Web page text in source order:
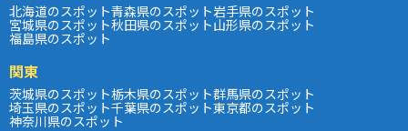
北海道のスポット青森県のスポット岩手県のスポット
宮城県のスポット秋田県のスポット山形県のスポット
福島県のスポット
関東
茨城県のスポット栃木県のスポット群馬県のスポット
埼玉県のスポット千葉県のスポット東京都のスポット
神奈川県のスポット